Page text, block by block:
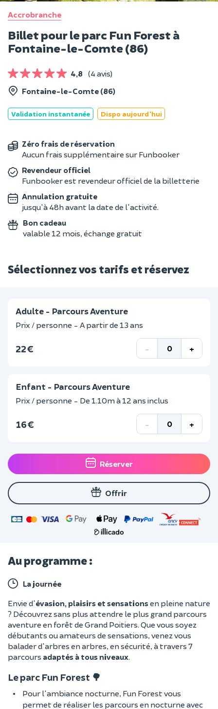
Accrobranche
Billet pour le parc Fun Forest à
Fontaine-le-Comte (86)
4,8
(4 avis)
Fontaine-le-Comte (86)
Validation instantanée Dispo aujourd'hui
Zéro frais de réservation
Aucun frais supplémentaire sur Funbooker
Revendeur officiel
Funbooker est revendeur officiel de la billetterie
Annulation gratuite
jusqu'à 48h avant la date de l'activité.
Bon cadeau
valable 12 mois, échange gratuit
Sélectionnez vos tarifs et réservez
Adulte - Parcours Aventure
Prix / personne - A partir de 13 ans
22 € - +
Enfant - Parcours Aventure
Prix / personne - De 1.10m à 12 ans inclus
16 € - +
Réserver
Offrir
Au programme :
La journée
Envie d'évasion, plaisirs et sensationsen pleine nature
? Découvrez sans plus attendre le plus grand parcours
aventure en forêt de Grand Poitiers. Que vous soyez
débutants ou amateurs de sensations, venez vous
balader d'arbres en arbres, en sécurité, à travers 7
parcours adaptés à tous niveaux.
Le parc Fun Forest 🌳
Pour l'ambiance nocturne, Fun Forest vous
permet de réaliser les parcours en nocturne avec